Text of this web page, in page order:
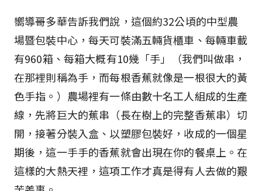
嚮導哥多華告訴我們說，這個約32公頃的中型農
場暨包裝中心，每天可裝滿五輛貨櫃車、每輛車載
有960箱、每箱大概有10幾「手」（我們叫做串，
在那裡則稱為手，而每根香蕉就像是一根很大的黃
色手指。）農場裡有一條由數十名工人組成的生產
線，先將巨大的蕉串（長在樹上的完整香蕉串）切
開，接著分裝入盒、以塑膠包裝好，收成的一個星
期後，這一手手的香蕉就會出現在你的餐桌上。在
這樣的大熱天裡，這項工作才真是得有人去做的艱